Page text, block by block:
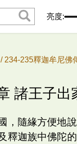
亮度:
234-235釋迦牟尼佛
諸王子出
，隨緣方便地
釋迦族中佛陀